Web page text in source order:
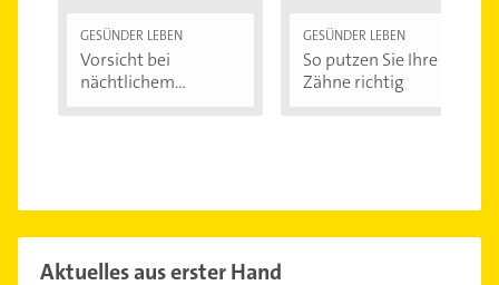
GESÜNDER LEBEN
Vorsicht bei
nächtlichem
GESÜNDER LEBEN
So putzen Sie Ihre
Zähne richtig
Aktuelles aus erster Hand